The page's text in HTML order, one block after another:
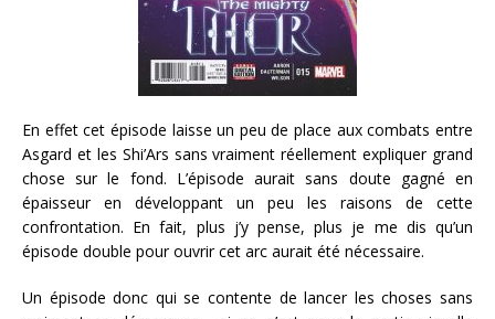
En effet cet épisode laisse un peu de place aux combats entre
Asgard et les Shi’Ars sans vraiment réellement expliquer grand
chose sur le fond. L’épisode aurait sans doute gagné en
épaisseur en développant un peu les raisons de cette
confrontation. En fait, plus j’y pense, plus je me dis qu’un
épisode double pour ouvrir cet arc aurait été nécessaire.
Un épisode donc qui se contente de lancer les choses sans